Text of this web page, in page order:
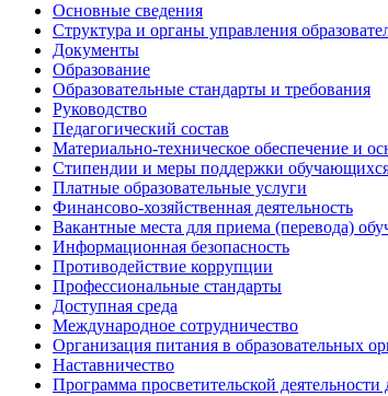
Основные сведения
Структура и органы управления
Документы
Образование
Образовательные стандарты и требования
Руководство
Педагогический состав
Материально-техническое обеспечение и
Стипендии и меры поддержки
Платные образовательные услуги
Финансово-хозяйственная деятельность
Вакантные места для приема (перевода)
Информационная безопасность
Противодействие коррупции
Профессиональные стандарты
Доступная среда
Международное сотрудничество
Организация питания в образовательных
Наставничество
Программа просветительской деятельности